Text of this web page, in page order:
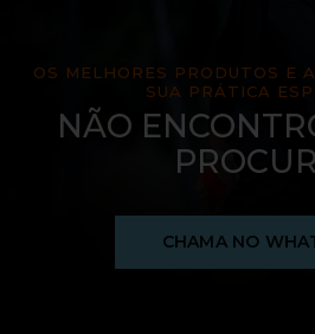
OS MELHORES PRODUTOS E
SUA PRÁTICA
NÃO
CHAMA NO